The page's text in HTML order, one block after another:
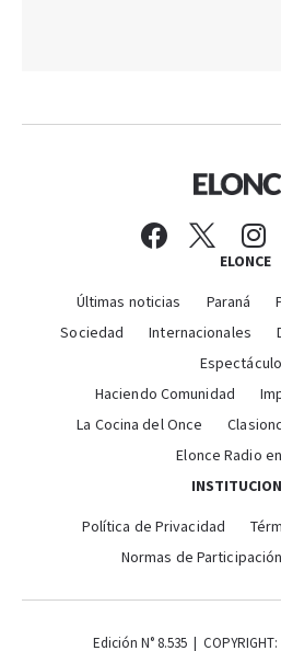
ELONCE
Últimas noticias Paraná
Sociedad
Internacionales
Haciendo Comunidad
La Cocina del Once
Elonce Radio
Política de Privacidad
Normas de Participación
Edición N° 8.535 |